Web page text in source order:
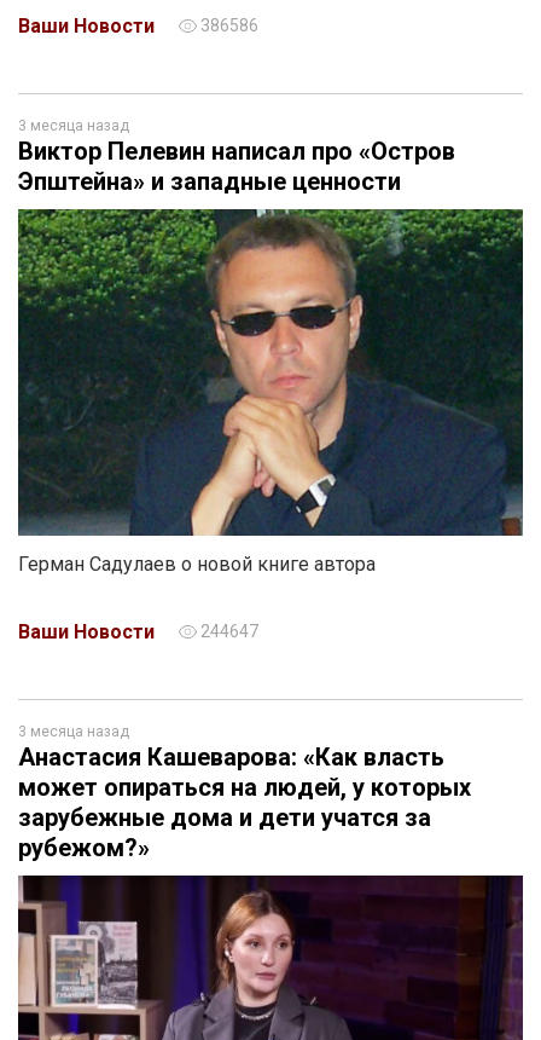
Ваши Новости 386586
3 месяца назад
Виктор Пелевин написал про «Остров
Эпштейна» и западные ценности
Герман Садулаев о новой книге автора
Ваши Новости 244647
3 месяца назад
Анастасия Кашеварова: «Как власть
может опираться на людей, у которых
зарубежные дома и дети учатся за
рубежом?»